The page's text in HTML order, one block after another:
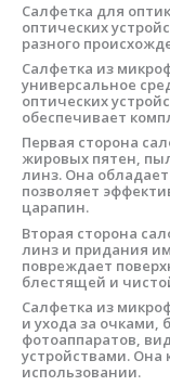
Салфетка для
оптических
разного
Салфетка из
универсальное
оптических
обеспечивает
Первая сторона
жировых пятен,
линз. Она
позволяет
царапин.
Вторая сторона
линз и придания
повреждает
блестящей и
Салфетка из
и ухода за очками,
фотоаппаратов,
устройствами. Она
использовании.